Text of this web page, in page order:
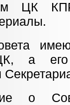
ЦК
а его
о